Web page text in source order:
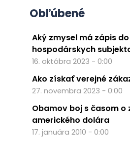
Obľúbené
Aký zmysel má zápis
hospodárskych
16. októbra 2023 - 0:00
Ako získať verejné
27. novembra 2023 - 0:00
Obamov boj s časom o
amerického dolára
17. januára 2010 - 0:00